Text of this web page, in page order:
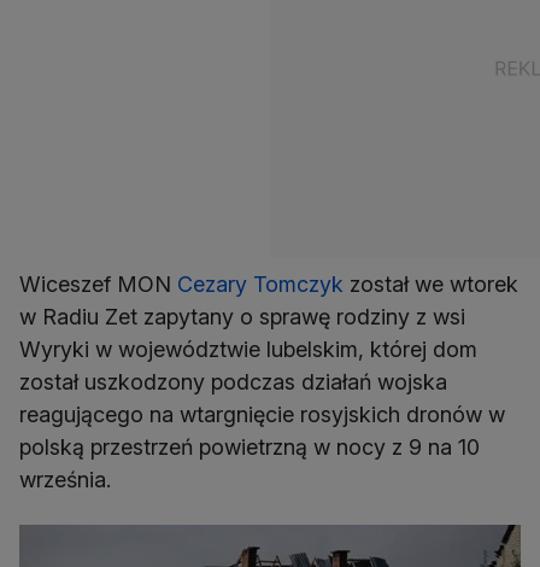
Wiceszef MON Cezary Tomczyk został we wtorek
w Radiu Zet zapytany o sprawę rodziny z wsi
Wyryki w województwie lubelskim, której dom
został uszkodzony podczas działań wojska
reagującego na wtargnięcie rosyjskich dronów w
polską przestrzeń powietrzną w nocy z 9 na 10
września.